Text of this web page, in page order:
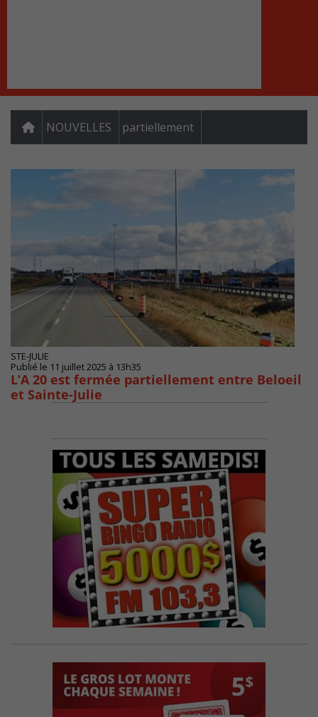
NOUVELLES partiellement
STE-JULIE
Publié le 11 juillet 2025 à 13h35
L’A 20 est fermée partiellement entre Beloeil
et Sainte-Julie